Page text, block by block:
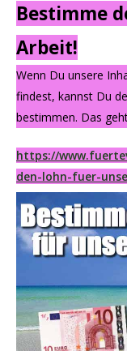
Bestimme
Arbeit!
Wenn Du unsere
findest, kannst Du
bestimmen. Das
https://
den-lohn-fuer-